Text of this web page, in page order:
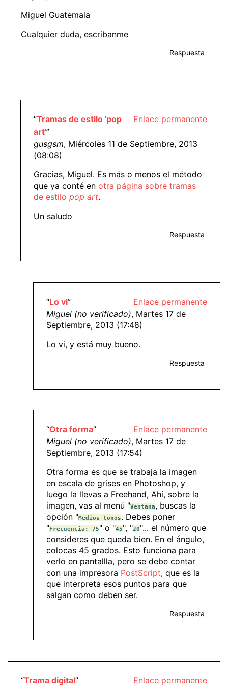
Miguel Guatemala
Cualquier duda, escribanme
Respuesta
Enlace permanente
“Tramas de estilo 'pop
art'”
gusgsm, Miércoles 11 de Septiembre, 2013
(08:08)
Gracias, Miguel. Es más o menos el método
que ya conté en otra página sobre tramas
de estilo pop art.
Un saludo
Respuesta
Enlace permanente
“Lo vi”
Miguel (no verificado), Martes 17 de
Septiembre, 2013 (17:48)
Lo vi, y está muy bueno.
Respuesta
Enlace permanente
“Otra forma”
Miguel (no verificado), Martes 17 de
Septiembre, 2013 (17:54)
Otra forma es que se trabaja la imagen
en escala de grises en Photoshop, y
luego la llevas a Freehand, Ahí, sobre la
imagen, vas al menú "Ventana, buscas la
opción "Medios tonos. Debes poner
"Frecuencia: 75" o "45", "20"... el número que
consideres que queda bien. En el ángulo,
colocas 45 grados. Esto funciona para
verlo en pantallla, pero se debe contar
con una impresora PostScript, que es la
que interpreta esos puntos para que
salgan como deben ser.
Respuesta
Enlace permanente
“Trama digital”